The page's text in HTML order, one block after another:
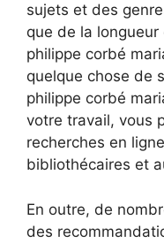
sujets et des
que de la
philippe corbé
quelque chose de
philippe corbé
votre travail, vous
recherches en
bibliothécaires et
En outre, de
des